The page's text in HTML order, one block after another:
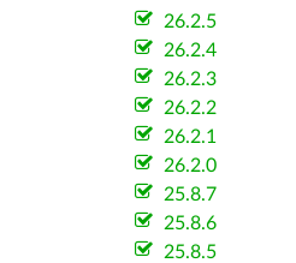
26.2.5
26.2.4
26.2.3
26.2.2
26.2.1
26.2.0
25.8.7
25.8.6
25.8.5